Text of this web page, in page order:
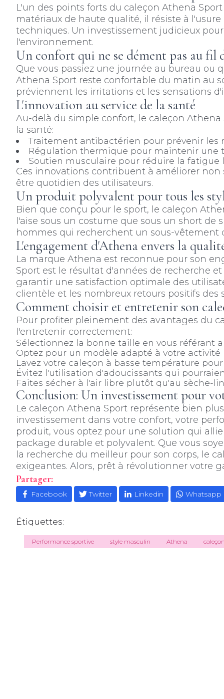
L'un des points forts du caleçon Athena
matériaux de haute qualité, il résiste à
techniques. Un investissement judicieux
l'environnement.
Un confort qui ne se dément pas au fil
Que vous passiez une journée au bureau ou
Athena Sport reste confortable du matin au
préviennent les irritations et les sensations
L'innovation au service de la santé
Au-delà du simple confort, le caleçon
la santé:
Traitement antibactérien pour prévenir les
Régulation thermique pour maintenir une
Soutien musculaire pour réduire la fatigue
Ces innovations contribuent à améliorer
être quotidien des utilisateurs.
Un produit polyvalent pour tous les
Bien que conçu pour le sport, le caleçon
l'aise sous un costume que sous un short de
hommes qui recherchent un sous-vêtement
L'engagement d'Athena envers la
La marque Athena est reconnue pour son
Sport est le résultat d'années de recherche
garantir une satisfaction optimale des
clientèle et les nombreux retours positifs des
Comment choisir et entretenir son
Pour profiter pleinement des avantages du
l'entretenir correctement:
Sélectionnez la bonne taille en vous référant
Optez pour un modèle adapté à votre
Lavez votre caleçon à basse température
Évitez l'utilisation d'adoucissants qui
Faites sécher à l'air libre plutôt qu'au sèche-
Conclusion: Un investissement pour
Le caleçon Athena Sport représente bien
investissement dans votre confort, votre
produit, vous optez pour une solution qui
package durable et polyvalent. Que vous
la recherche du meilleur pour son corps, le
exigeantes. Alors, prêt à révolutionner votre
Partager:
Facebook Twitter Linkedin Whatsapp
Étiquettes:
Performance sportive style masculin Athena